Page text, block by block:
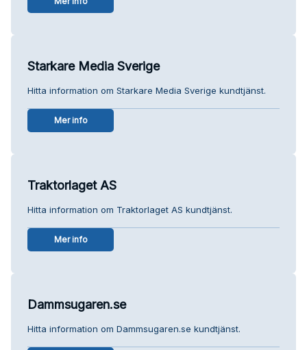
Starkare Media Sverige
Hitta information om Starkare Media Sverige kundtjänst.
Mer info
Traktorlaget AS
Hitta information om Traktorlaget AS kundtjänst.
Mer info
Dammsugaren.se
Hitta information om Dammsugaren.se kundtjänst.